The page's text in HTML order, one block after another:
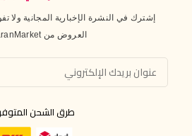
إشترك في النشرة الإخبارية المجانية ولا
العروض من ZafaranMarket.
طرق الشحن